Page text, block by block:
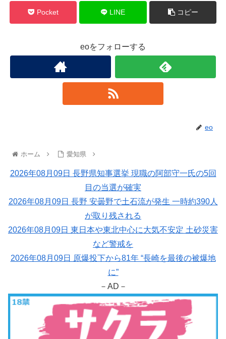
Pocket LINE コピー
eoをフォローする
eo
ホーム 愛知県
2026年08月09日 長野県知事選挙 現職の阿部守一氏の5回
目の当選が確実
2026年08月09日 長野 安曇野で土石流が発生 一時約390人
が取り残される
2026年08月09日 東日本や東北中心に大気不安定 土砂災害
など警戒を
2026年08月09日 原爆投下から81年 “長崎を最後の被爆地
に”
－AD－